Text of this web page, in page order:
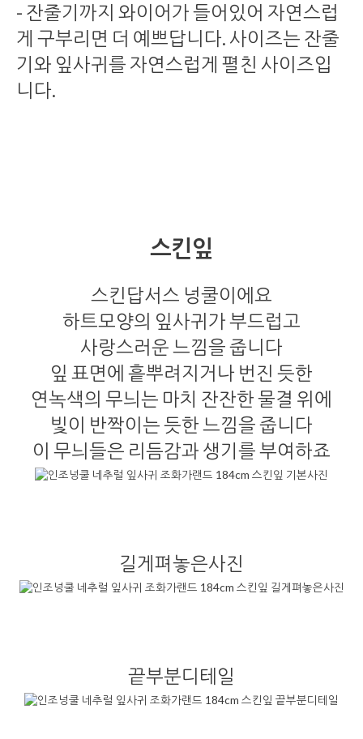
- 잔줄기까지 와이어가 들어있어 자연스럽
게 구부리면 더 예쁘답니다. 사이즈는 잔줄
기와 잎사귀를 자연스럽게 펼친 사이즈입
니다.
스킨잎
스킨답서스 넝쿨이에요
하트모양의 잎사귀가 부드럽고
사랑스러운 느낌을 줍니다
잎 표면에 흩뿌려지거나 번진 듯한
연녹색의 무늬는 마치 잔잔한 물결 위에
빛이 반짝이는 듯한 느낌을 줍니다
이 무늬들은 리듬감과 생기를 부여하죠
길게펴놓은사진
끝부분디테일